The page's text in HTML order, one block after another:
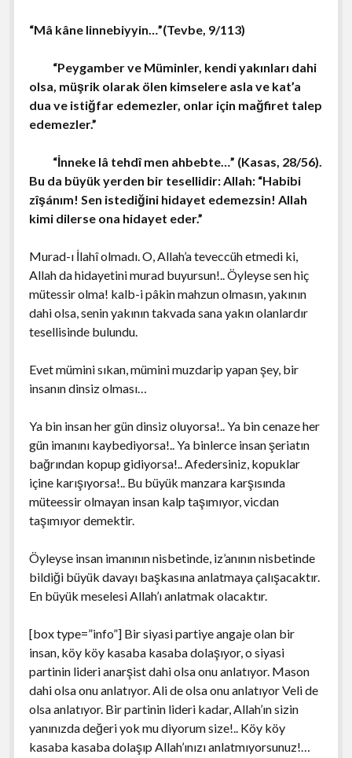
“Mâ kâne linnebiyyin…”(Tevbe, 9/113)
“Peygamber ve Müminler, kendi yakınları dahi
olsa, müşrik olarak ölen kimselere asla ve kat’a
dua ve istiğfar edemezler, onlar için mağfiret talep
edemezler.”
“İnneke lâ tehdî men ahbebte…” (Kasas, 28/56).
Bu da büyük yerden bir tesellidir: Allah: “Habibi
zîşánım! Sen istediğini hidayet edemezsin! Allah
kimi dilerse ona hidayet eder.”
Murad-ı İlahî olmadı. O, Allah’a teveccüh etmedi ki,
Allah da hidayetini murad buyursun!.. Öyleyse sen hiç
mütessir olma! kalb-i pâkin mahzun olmasın, yakının
dahi olsa, senin yakının takvada sana yakın olanlardır
tesellisinde bulundu.
Evet mümini sıkan, mümini muzdarip yapan şey, bir
insanın dinsiz olması…
Ya bin insan her gün dinsiz oluyorsa!.. Ya bin cenaze her
gün imanını kaybediyorsa!.. Ya binlerce insan şeriatın
bağrından kopup gidiyorsa!.. Afedersiniz, kopuklar
içine karışıyorsa!.. Bu büyük manzara karşısında
müteessir olmayan insan kalp taşımıyor, vicdan
taşımıyor demektir.
Öyleyse insan imanının nisbetinde, iz’anının nisbetinde
bildiği büyük davayı başkasına anlatmaya çalışacaktır.
En büyük meselesi Allah’ı anlatmak olacaktır.
[box type=”info”] Bir siyasi partiye angaje olan bir
insan, köy köy kasaba kasaba dolaşıyor, o siyasi
partinin lideri anarşist dahi olsa onu anlatıyor. Mason
dahi olsa onu anlatıyor. Ali de olsa onu anlatıyor Veli de
olsa anlatıyor. Bir partinin lideri kadar, Allah’ın sizin
yanınızda değeri yok mu diyorum size!.. Köy köy
kasaba kasaba dolaşıp Allah’ınızı anlatmıyorsunuz!…